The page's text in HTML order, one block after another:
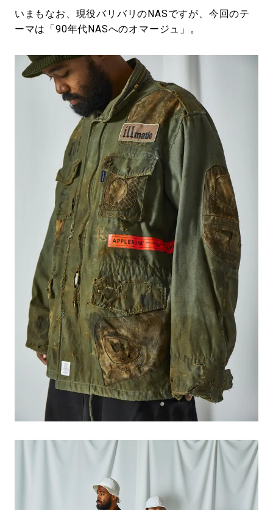
いまもなお、現役バリバリのNASですが、今回のテ
ーマは「90年代NASへのオマージュ」。